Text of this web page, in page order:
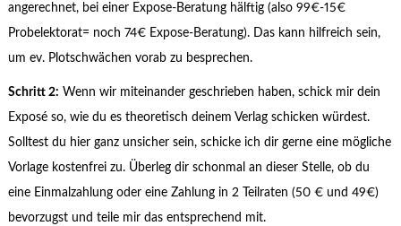
angerechnet, bei einer Expose-Beratung hälftig (also 99€-15€
Probelektorat= noch 74€ Expose-Beratung). Das kann hilfreich sein,
um ev. Plotschwächen vorab zu besprechen.
Schritt 2: Wenn wir miteinander geschrieben haben, schick mir dein
Exposé so, wie du es theoretisch deinem Verlag schicken würdest.
Solltest du hier ganz unsicher sein, schicke ich dir gerne eine mögliche
Vorlage kostenfrei zu. Überleg dir schonmal an dieser Stelle, ob du
eine Einmalzahlung oder eine Zahlung in 2 Teilraten (50 € und 49€)
bevorzugst und teile mir das entsprechend mit.